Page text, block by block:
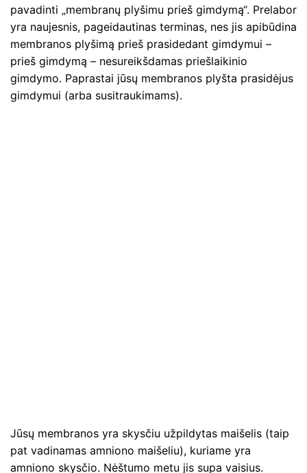
pavadinti „membranų plyšimu prieš gimdymą“. Prelabor
yra naujesnis, pageidautinas terminas, nes jis apibūdina
membranos plyšimą prieš prasidedant gimdymui –
prieš gimdymą – nesureikšdamas priešlaikinio
gimdymo. Paprastai jūsų membranos plyšta prasidėjus
gimdymui (arba susitraukimams).
Jūsų membranos yra skysčiu užpildytas maišelis (taip
pat vadinamas amniono maišeliu), kuriame yra
amniono skysčio. Nėštumo metu jis supa vaisius.